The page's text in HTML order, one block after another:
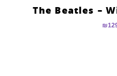
The Beatles –
₪